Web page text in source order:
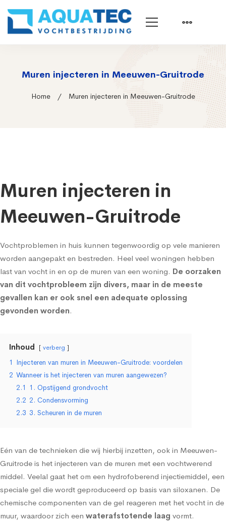
Muren injecteren in Meeuwen-Gruitrode
Home Muren injecteren in Meeuwen-Gruitrode
Muren injecteren in
Meeuwen-Gruitrode
Vochtproblemen in huis kunnen tegenwoordig op vele manieren
worden aangepakt en bestreden. Heel veel woningen hebben
last van vocht in en op de muren van een woning. De oorzaken
van dit vochtprobleem zijn divers, maar in de meeste
gevallen kan er ook snel een adequate oplossing
gevonden worden.
Inhoud verberg
1 Injecteren van muren in Meeuwen-Gruitrode: voordelen
2 Wanneer is het injecteren van muren aangewezen?
2.1 1. Opstijgend grondvocht
2.2 2. Condensvorming
2.3 3. Scheuren in de muren
Eén van de technieken die wij hierbij inzetten, ook in Meeuwen-
Gruitrode is het injecteren van de muren met een vochtwerend
middel. Veelal gaat het om een hydrofoberend injectiemiddel, een
speciale gel die wordt geproduceerd op basis van siloxanen. De
chemische componenten van de gel reageren met het vocht in de
muur, waardoor zich een waterafstotende laag vormt.